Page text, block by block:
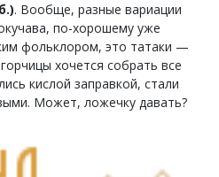
. Вообще, разные вариации
по-хорошему уже
фольклором, это татаки —
хочется собрать все
кислой заправкой, стали
Может, ложечку давать?